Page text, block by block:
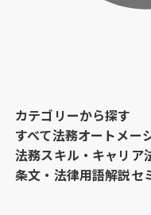
カテゴリーから探す
すべて法務オートメー
法務スキル・キャリア
条文・法律用語解説セ